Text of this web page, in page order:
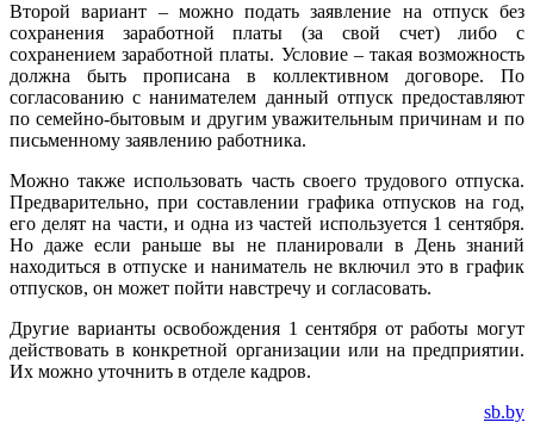
Второй вариант – можно подать заявление на отпуск без
сохранения заработной платы (за свой счет) либо с
сохранением заработной платы. Условие – такая возможность
должна быть прописана в коллективном договоре. По
согласованию с нанимателем данный отпуск предоставляют
по семейно-бытовым и другим уважительным причинам и по
письменному заявлению работника.
Можно также использовать часть своего трудового отпуска.
Предварительно, при составлении графика отпусков на год,
его делят на части, и одна из частей используется 1 сентября.
Но даже если раньше вы не планировали в День знаний
находиться в отпуске и наниматель не включил это в график
отпусков, он может пойти навстречу и согласовать.
Другие варианты освобождения 1 сентября от работы могут
действовать в конкретной организации или на предприятии.
Их можно уточнить в отделе кадров.
sb.by